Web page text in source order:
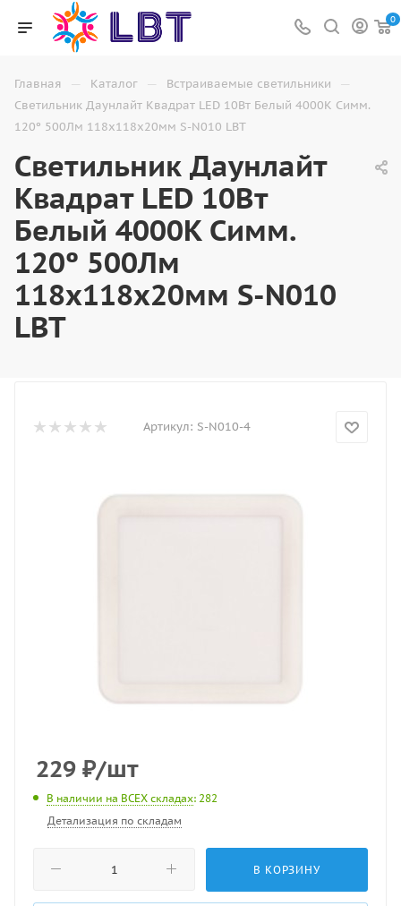
0
Главная — Каталог — Встраиваемые светильники —
Светильник Даунлайт Квадрат LED 10Вт Белый 4000K Симм.
120º 500Лм 118х118х20мм S-N010 LBT
Светильник Даунлайт
Квадрат LED 10Вт
Белый 4000K Симм.
120º 500Лм
118х118х20мм S-N010
LBT
Артикул: S-N010-4
229 ₽/шт
В наличии на ВСЕХ складах: 282
Детализация по складам
В КОРЗИНУ